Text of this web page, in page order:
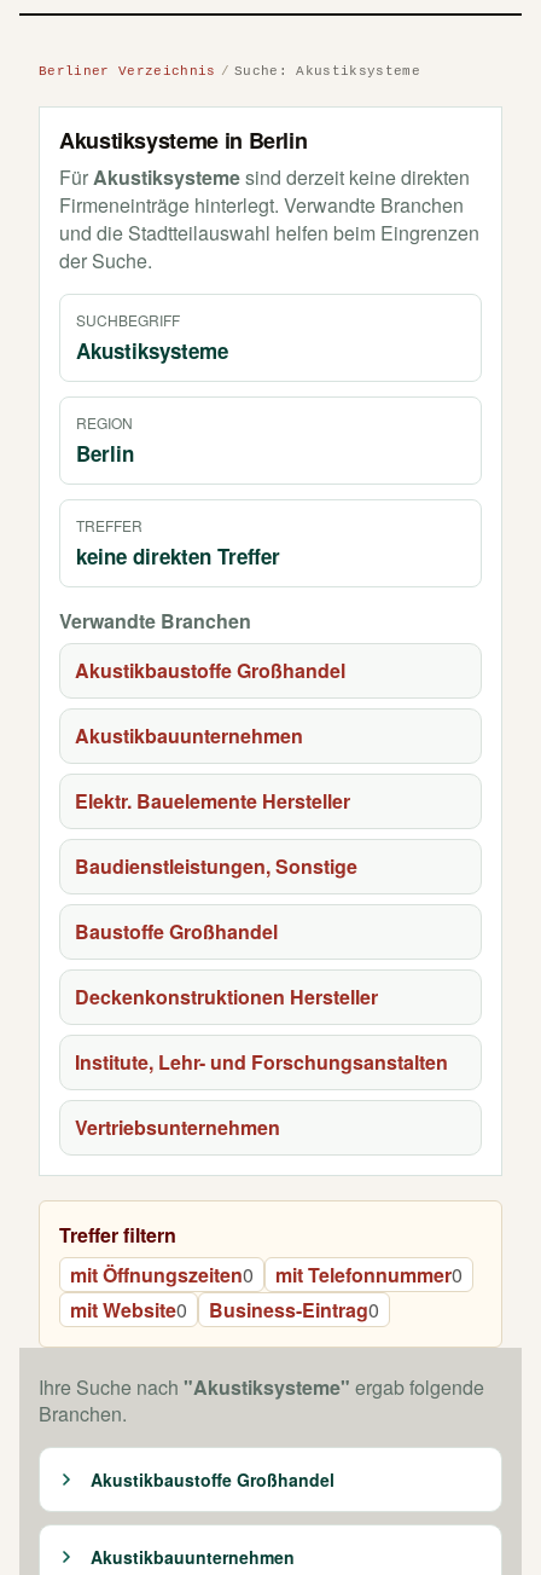
Berliner Verzeichnis Suche: Akustiksysteme
Akustiksysteme in Berlin
FürAkustiksystemesind derzeit keine direkten
Firmeneinträge hinterlegt. Verwandte Branchen
und die Stadtteilauswahl helfen beim Eingrenzen
der Suche.
SUCHBEGRIFF
Akustiksysteme
REGION
Berlin
TREFFER
keine direkten Treffer
Verwandte Branchen
Akustikbaustoffe Großhandel
Akustikbauunternehmen
Elektr. Bauelemente Hersteller
Baudienstleistungen, Sonstige
Baustoffe Großhandel
Deckenkonstruktionen Hersteller
Institute, Lehr- und Forschungsanstalten
Vertriebsunternehmen
Treffer filtern
mit Öffnungszeiten0 mit Telefonnummer0
mit Website0 Business-Eintrag0
Ihre Suche nach "Akustiksysteme" ergab folgende
Branchen.
Akustikbaustoffe Großhandel
Akustikbauunternehmen